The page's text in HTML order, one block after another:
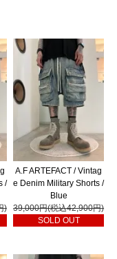
/
)
A.F ARTEFACT / Vintag
e Denim Military Shorts /
Blue
39,000円(税込42,900円)
SOLD OUT